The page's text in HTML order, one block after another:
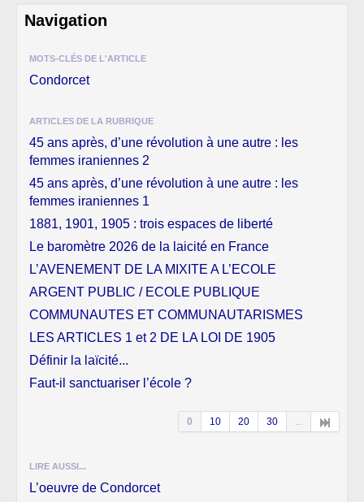
Navigation
MOTS-CLÉS DE L'ARTICLE
Condorcet
ARTICLES DE LA RUBRIQUE
45 ans après, d’une révolution à une autre : les
femmes iraniennes 2
45 ans après, d’une révolution à une autre : les
femmes iraniennes 1
1881, 1901, 1905 : trois espaces de liberté
Le baromètre 2026 de la laicité en France
L’AVENEMENT DE LA MIXITE A L’ECOLE
ARGENT PUBLIC / ECOLE PUBLIQUE
COMMUNAUTES ET COMMUNAUTARISMES
LES ARTICLES 1 et 2 DE LA LOI DE 1905
Définir la laïcité...
Faut-il sanctuariser l’école ?
0 10 20 30 ...
LIRE AUSSI...
L’oeuvre de Condorcet